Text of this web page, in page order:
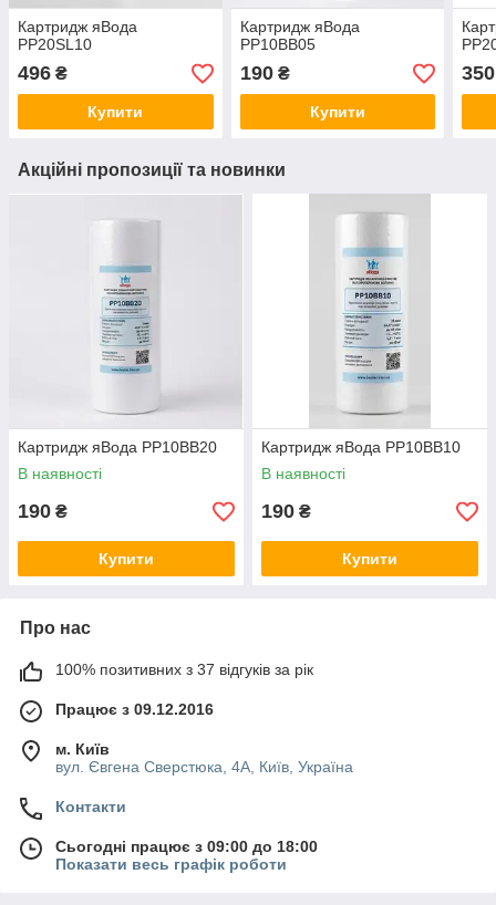
Картридж яВода
PP20SL10
496 ₴
Купити
Картридж яВода
PP10BB05
190₴
Купити
350
Акційні пропозиції та новинки
Картридж яВода PP10BB20
В наявності
190 ₴
Купити
Картридж яВода PP10BB10
В наявності
190 ₴
Купити
Про нас
100% позитивних з 37 відгуків за рік
Працює з 09.12.2016
м. Київ
вул. Євгена Сверстюка, 4А, Київ, Україна
Контакти
Сьогодні працює з 09:00 до 18:00
Показати весь графік роботи